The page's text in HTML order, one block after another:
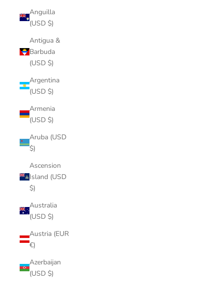
Anguilla
(USD $)
Antigua &
Barbuda
(USD $)
Argentina
(USD $)
Armenia
(USD $)
Aruba (USD
$)
Ascension
Island (USD
$)
Australia
(USD $)
Austria (EUR
€)
Azerbaijan
(USD $)